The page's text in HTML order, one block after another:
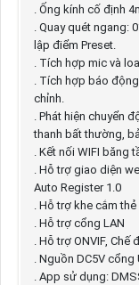
. Ống kính cố định
. Quay quét ngang:
lập điểm Preset.
. Tích hợp mic và
. Tích hợp báo
chỉnh.
. Phát hiện chuyển
thanh bất thường,
. Kết nối WIFI băng
. Hỗ trợ giao diện
Auto Register 1.0
. Hỗ trợ khe cắm thẻ
. Hỗ trợ cổng LAN
. Hỗ trợ ONVIF, Chế
. Nguồn DC5V cổng
. App sử dụng: